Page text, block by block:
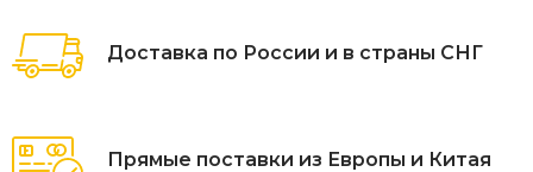
Доставка по России и в страны СНГ
Прямые поставки из Европы и Китая